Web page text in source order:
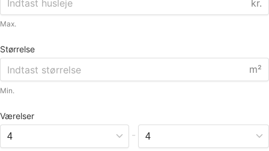
kr.
Max.
Størrelse
m²
Min.
Værelser
-